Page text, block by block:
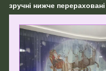
зручні нижче